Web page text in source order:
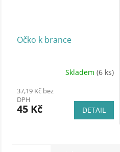
Očko k brance
Skladem (6 ks)
37,19 Kč bez
DPH
45 Kč DETAIL